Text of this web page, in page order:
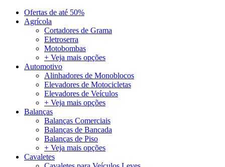
Ofertas de até 50%
Agrícola
Cortadores de Grama
Eletroserra
Motobombas
+ Veja mais opções
Automotivo
Alinhadores de Monoblocos
Elevadores de Motocicletas
Elevadores de Veículos
+ Veja mais opções
Balanças
Balanças Comerciais
Balanças de Bancada
Balanças de Piso
+ Veja mais opções
Cavaletes